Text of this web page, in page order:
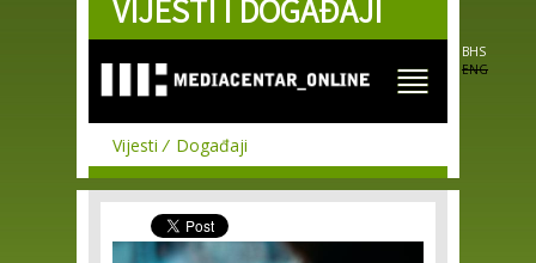
Skip to
main
VIJESTI I DOGAĐAJI
BHS
ENG
Vijesti Događaji